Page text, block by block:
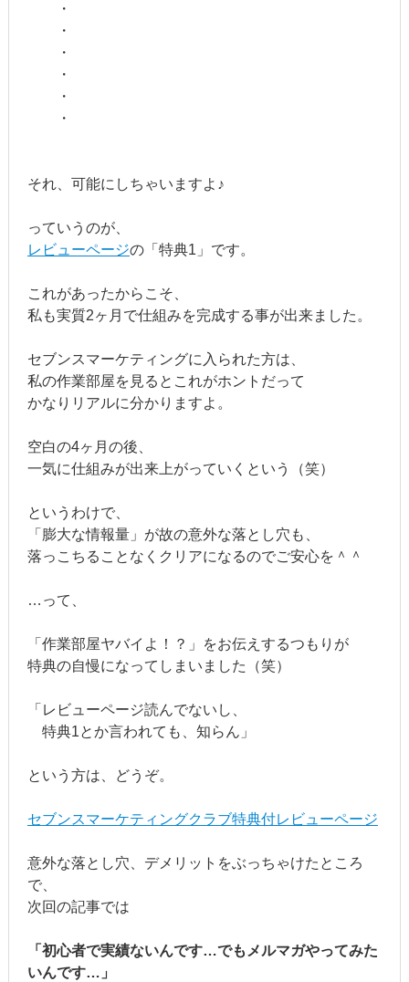
・
・
・
・
・
・
それ、可能にしちゃいますよ♪
っていうのが、
レビューページの「特典1」です。
これがあったからこそ、
私も実質2ヶ月で仕組みを完成する事が出来ました。
セブンスマーケティングに入られた方は、
私の作業部屋を見るとこれがホントだって
かなりリアルに分かりますよ。
空白の4ヶ月の後、
一気に仕組みが出来上がっていくという（笑）
というわけで、
「膨大な情報量」が故の意外な落とし穴も、
落っこちることなくクリアになるのでご安心を＾＾
…って、
「作業部屋ヤバイよ！？」をお伝えするつもりが
特典の自慢になってしまいました（笑）
「レビューページ読んでないし、
特典1とか言われても、知らん」
という方は、どうぞ。
セブンスマーケティングクラブ特典付レビューページ
意外な落とし穴、デメリットをぶっちゃけたところ
で、
次回の記事では
「初心者で実績ないんです…でもメルマガやってみた
いんです…」